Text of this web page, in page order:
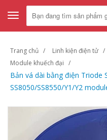
Toggle
navigation
Trang chủ Linh kiện điện tử
Module khuếch đại
Bản vá dài bằng điện Triode
SS8050/SS8550/Y1/Y2